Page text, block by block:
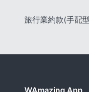
旅行業約款(手配